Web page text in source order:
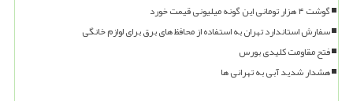
گوشت ۴ هزار تومانی این گونه میلیونی قیمت خورد
سفارش استاندارد تهران به استفاده از محافظ های برق برای لوازم خانگی
فتح مقاومت کلیدی بورس
هشدار شدید آبی به تهرانی ها